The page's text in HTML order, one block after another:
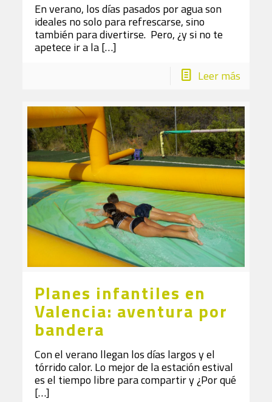
En verano, los días pasados por agua son
ideales no solo para refrescarse, sino
también para divertirse. Pero, ¿y si no te
apetece ir a la[…]
Leer más
Planes infantiles en
Valencia: aventura por
bandera
Con el verano llegan los días largos y el
tórrido calor. Lo mejor de la estación estival
es el tiempo libre para compartir y ¿Por qué
[…]